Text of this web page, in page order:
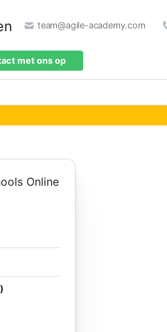
team@agile-academy.com
met ons op